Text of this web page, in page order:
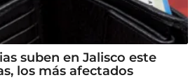
suben en Jalisco este
los más afectados